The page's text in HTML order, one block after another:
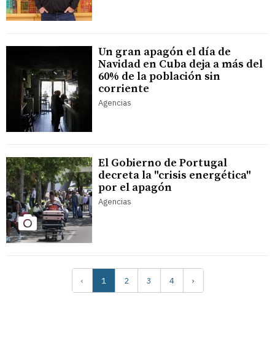
Un gran apagón el día de
Navidad en Cuba deja a más del
60% de la población sin
corriente
Agencias
El Gobierno de Portugal
decreta la "crisis energética"
por el apagón
Agencias
‹ 1 2 3 4 ›